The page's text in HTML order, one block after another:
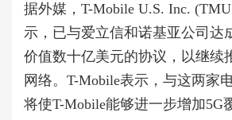
据外媒，T-Mobile U.S. Inc.
示，已与爱立信和诺基亚公司达
价值数十亿美元的协议，以继续
网络。T-Mobile表示，与这两家
将使T-Mobile能够进一步增加5G